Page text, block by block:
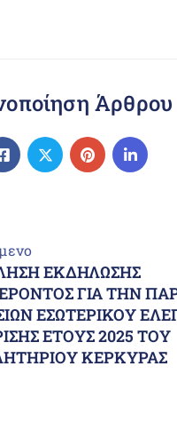
Άρθρου
ΕΚΔΗΛΩΣΗΣ
ΓΙΑ ΤΗΝ
ΕΣΩΤΕΡΙΚΟΥ
ΕΤΟΥΣ 2025 ΤΟΥ
ΚΕΡΚΥΡΑΣ